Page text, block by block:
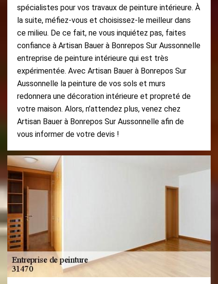
spécialistes pour vos travaux de peinture intérieure. À
la suite, méfiez-vous et choisissez-le meilleur dans
ce milieu. De ce fait, ne vous inquiétez pas, faites
confiance à Artisan Bauer à Bonrepos Sur Aussonnelle
entreprise de peinture intérieure qui est très
expérimentée. Avec Artisan Bauer à Bonrepos Sur
Aussonnelle la peinture de vos sols et murs
redonnera une décoration intérieure et propreté de
votre maison. Alors, n’attendez plus, venez chez
Artisan Bauer à Bonrepos Sur Aussonnelle afin de
vous informer de votre devis !